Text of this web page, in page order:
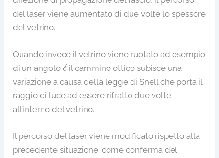
del laser viene aumentato di due volte lo spessore
del vetrino.
Quando invece il vetrino viene ruotato ad esempio
di un angoloδδ il cammino ottico subisce una
variazione a causa della legge di Snell che porta il
raggio di luce ad essere rifratto due volte
all’interno del vetrino.
Il percorso del laser viene modificato rispetto alla
precedente situazione: come conferma del